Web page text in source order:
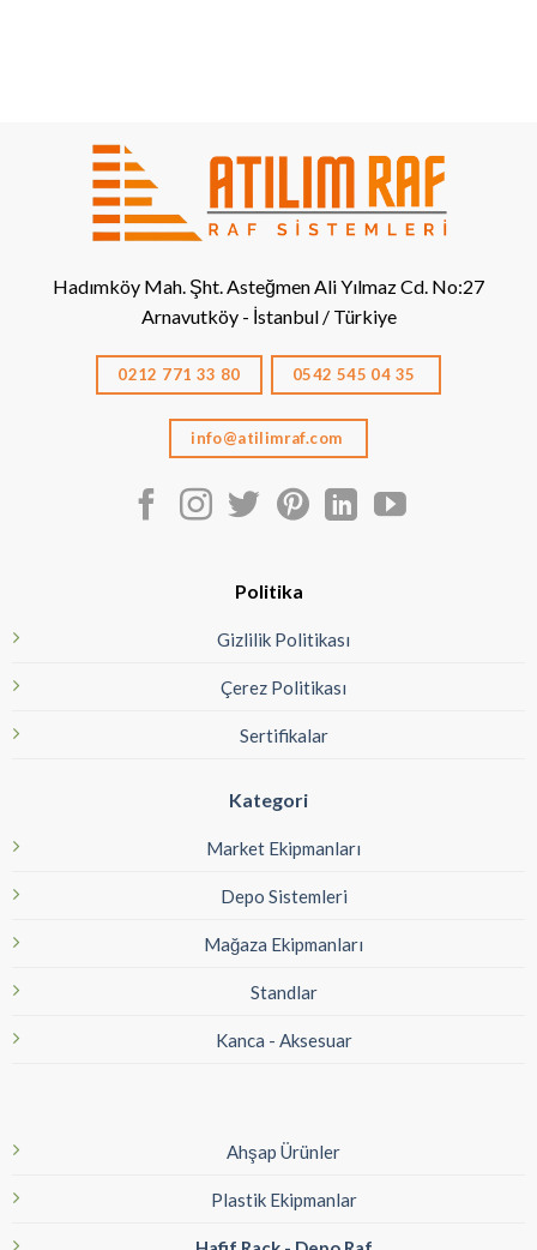
Hadımköy Mah. Şht. Asteğmen Ali Yılmaz Cd. No:27
Arnavutköy - İstanbul / Türkiye
0212 771 33 80 0542 545 04 35
info@atilimraf.com
Politika
Gizlilik Politikası
Çerez Politikası
Sertifikalar
Kategori
Market Ekipmanları
Depo Sistemleri
Mağaza Ekipmanları
Standlar
Kanca - Aksesuar
Ahşap Ürünler
Plastik Ekipmanlar